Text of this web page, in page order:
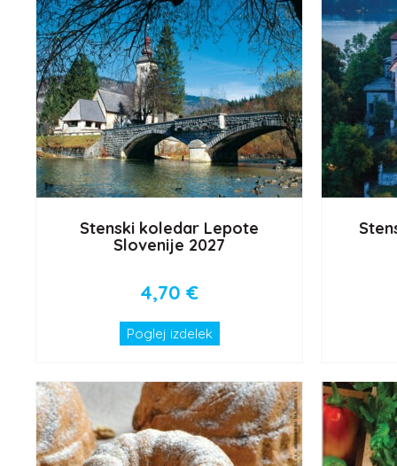
Stenski koledar Lepote
Slovenije 2027
4,70 €
Poglej izdelek